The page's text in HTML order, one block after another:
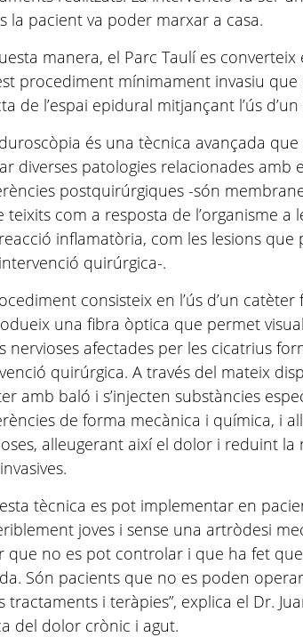
la pacient va poder marxar a casa.
manera, el Parc Taulí es
procediment mínimament invasiu que
de l’espai epidural mitjançant l’ús
és una tècnica avançada
diverses patologies relacionades amb
postquirúrgiques -són
teixits com a resposta de l’organisme a
inflamatòria, com les lesions
quirúrgica-.
consisteix en l’ús d’un
una fibra òptica que permet
nervioses afectades per les cicatrius
quirúrgica. A través del mateix
amb baló i s’injecten substàncies
de forma mecànica i química, i
alleugerant així el dolor i reduint la
tècnica es pot implementar en
joves i sense una artròdesi
que no es pot controlar i que ha fet
Són pacients que no es poden
tractaments i teràpies”, explica el Dr.
del dolor crònic i agut.